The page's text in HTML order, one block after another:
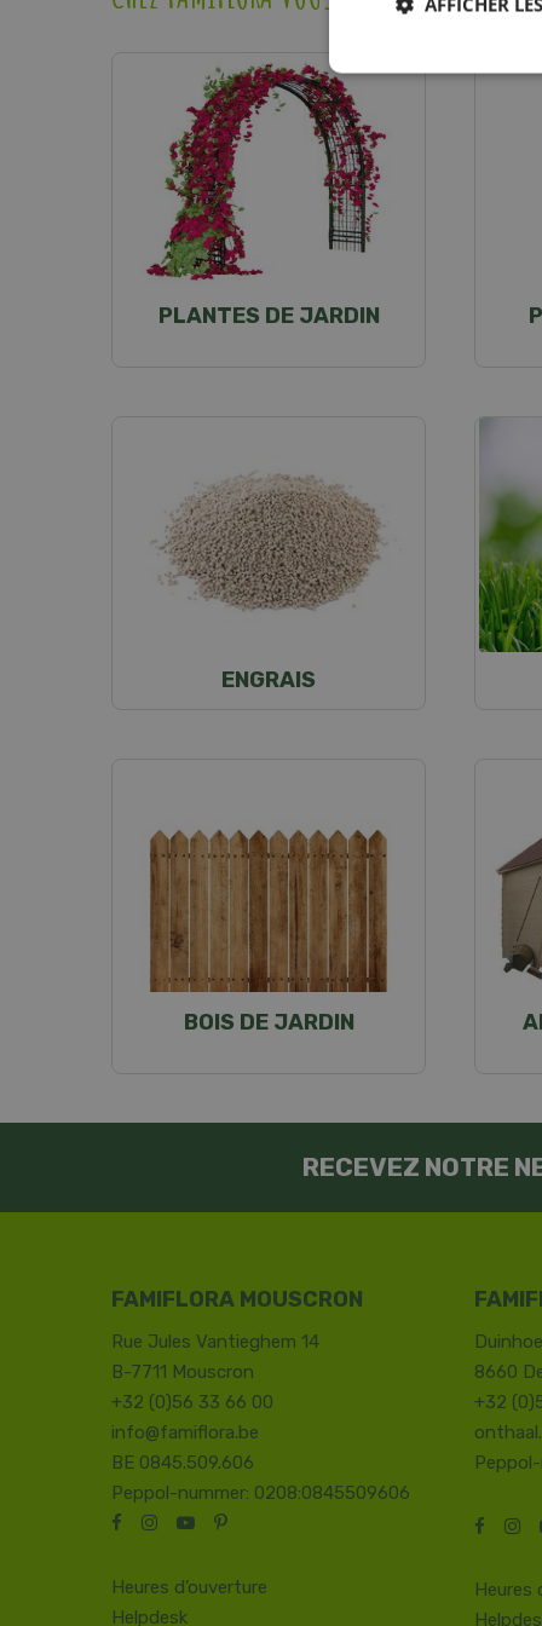
PLANTES DE JARDIN
ENGRAIS
BOIS DE JARDIN
RECEVEZ NOTRE
FAMIFLORA MOUSCRON
Rue Jules Vantieghem 14
B-7711 Mouscron
+32 (0)56 33 66 00
info@famiflora.be
BE 0845.509.606
Peppol-nummer: 0208:0845509606
Heures d’ouverture
Helpdesk
8660
+32
Heures